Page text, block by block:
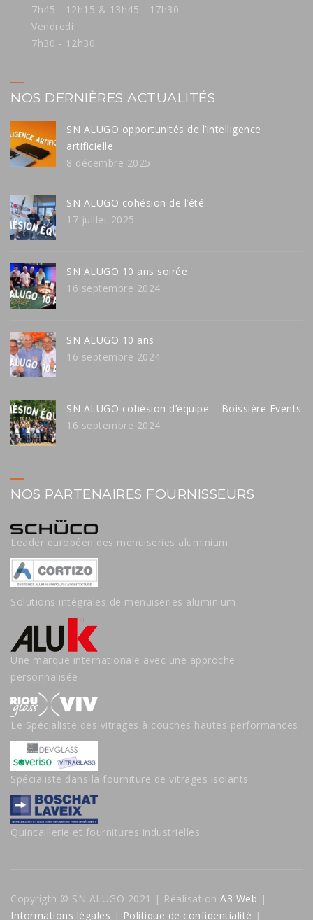
7h45 - 12h15 & 13h45 - 17h30
Vendredi
7h30 - 12h30
NOS DERNIÈRES ACTUALITÉS
SN ALUGO opportunités de l’intelligence
artificielle
8 décembre 2025
SN ALUGO cohésion de l’été
17 juillet 2025
SN ALUGO 10 ans soirée
16 septembre 2024
SN ALUGO 10 ans
16 septembre 2024
SN ALUGO cohésion d’équipe – Boissière Events
16 septembre 2024
NOS PARTENAIRES FOURNISSEURS
Leader européen des menuiseries aluminium
Solutions intégrales de menuiseries aluminium
Une marque internationale avec une approche
personnalisée
Le Spécialiste des vitrages à couches hautes performances
Spécialiste dans la fourniture de vitrages isolants
Quincaillerie et fournitures industrielles
Copyrigth © SN ALUGO 2021 | Réalisation A3 Web |
Informations légales | Politique de confidentialité |